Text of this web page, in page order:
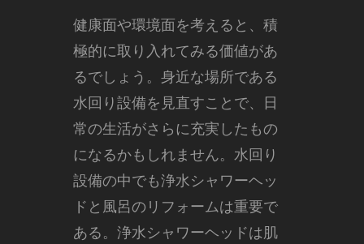
健康面や環境面を考えると、積
極的に取り入れてみる価値があ
るでしょう。身近な場所である
水回り設備を見直すことで、日
常の生活がさらに充実したもの
になるかもしれません。水回り
設備の中でも浄水シャワーヘッ
ドと風呂のリフォームは重要で
ある。浄水シャワーヘッドは肌